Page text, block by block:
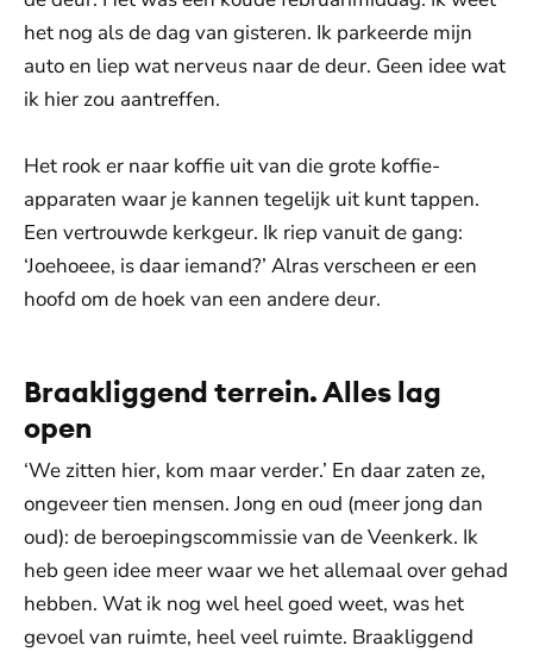
het nog als de dag van gisteren. Ik parkeerde mijn
auto en liep wat nerveus naar de deur. Geen idee wat
ik hier zou aantreffen.
Het rook er naar koffie uit van die grote koffie-
apparaten waar je kannen tegelijk uit kunt tappen.
Een vertrouwde kerkgeur. Ik riep vanuit de gang:
‘Joehoeee, is daar iemand?’ Alras verscheen er een
hoofd om de hoek van een andere deur.
Braakliggend terrein. Alles lag
open
‘We zitten hier, kom maar verder.’ En daar zaten ze,
ongeveer tien mensen. Jong en oud (meer jong dan
oud): de beroepingscommissie van de Veenkerk. Ik
heb geen idee meer waar we het allemaal over gehad
hebben. Wat ik nog wel heel goed weet, was het
gevoel van ruimte, heel veel ruimte. Braakliggend